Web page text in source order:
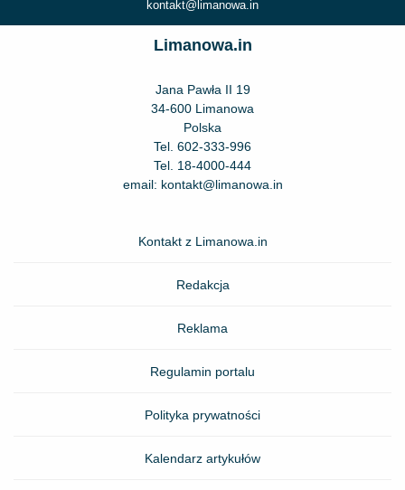
kontakt@limanowa.in
Limanowa.in
Jana Pawła II 19
34-600 Limanowa
Polska
Tel. 602-333-996
Tel. 18-4000-444
email: kontakt@limanowa.in
Kontakt z Limanowa.in
Redakcja
Reklama
Regulamin portalu
Polityka prywatności
Kalendarz artykułów